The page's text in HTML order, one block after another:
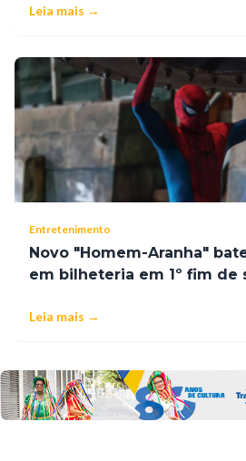
Leia mais →
Entretenimento
Novo "Homem-Aranha"
em bilheteria em 1º fim de
Leia mais →